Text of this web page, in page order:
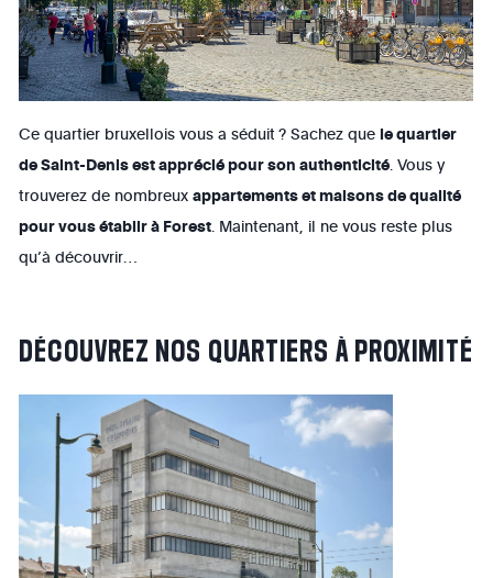
Ce quartier bruxellois vous a séduit ? Sachez que le quartier
de Saint-Denis est apprécié pour son authenticité. Vous y
trouverez de nombreuxappartements et maisons de qualité
pour vous établir à Forest. Maintenant, il ne vous reste plus
qu’à découvrir…
DÉCOUVREZ NOS QUARTIERS À PROXIMITÉ